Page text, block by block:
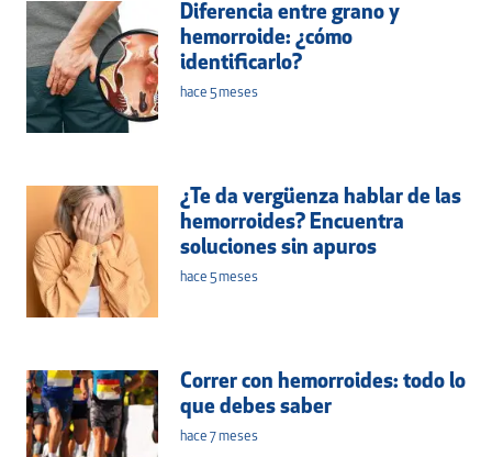
Diferencia entre grano y
hemorroide: ¿cómo
identificarlo?
hace 5 meses
¿Te da vergüenza hablar de las
hemorroides? Encuentra
soluciones sin apuros
hace 5 meses
Correr con hemorroides: todo lo
que debes saber
hace 7 meses